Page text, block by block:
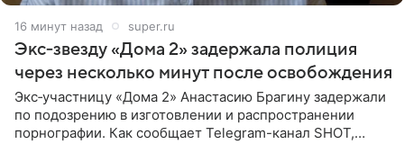
16 минут назад super.ru
Экс‑звезду «Дома 2» задержала полиция
через несколько минут после освобождения
Экс‑участницу «Дома 2» Анастасию Брагину задержали
по подозрению в изготовлении и распространении
порнографии. Как сообщает Telegram-канал SHOT,